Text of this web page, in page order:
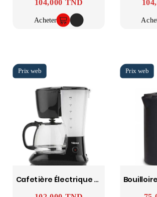
Prix
104,000 TND
Acheter
Prix
Cafetière Électrique 750W TRISTAR